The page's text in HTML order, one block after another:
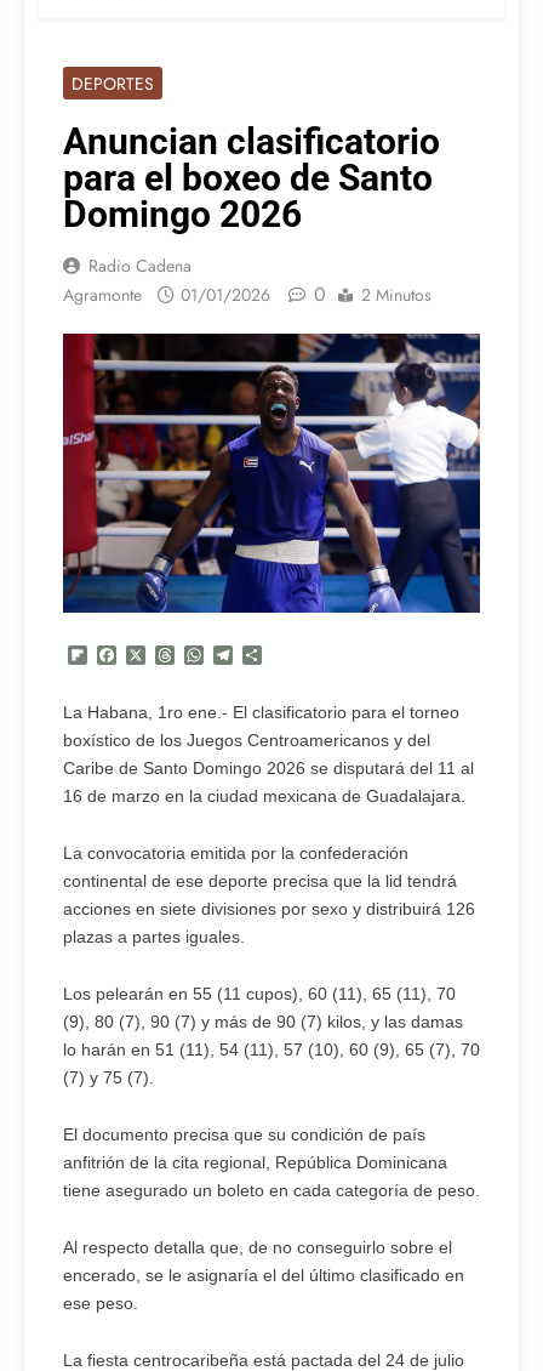
DEPORTES
Anuncian clasificatorio
para el boxeo de Santo
Domingo 2026
Radio Cadena
Agramonte
01/01/2026 0 2 Minutos
Flipboard
FacebookThreadsWhatsApp
Telegram
La Habana, 1ro ene.- El clasificatorio para el torneo
boxístico de los Juegos Centroamericanos y del
Caribe de Santo Domingo 2026 se disputará del 11 al
16 de marzo en la ciudad mexicana de Guadalajara.
La convocatoria emitida por la confederación
continental de ese deporte precisa que la lid tendrá
acciones en siete divisiones por sexo y distribuirá 126
plazas a partes iguales.
Los pelearán en 55 (11 cupos), 60 (11), 65 (11), 70
(9), 80 (7), 90 (7) y más de 90 (7) kilos, y las damas
lo harán en 51 (11), 54 (11), 57 (10), 60 (9), 65 (7), 70
(7) y 75 (7).
El documento precisa que su condición de país
anfitrión de la cita regional, República Dominicana
tiene asegurado un boleto en cada categoría de peso.
Al respecto detalla que, de no conseguirlo sobre el
encerado, se le asignaría el del último clasificado en
ese peso.
La fiesta centrocaribeña está pactada del 24 de julio